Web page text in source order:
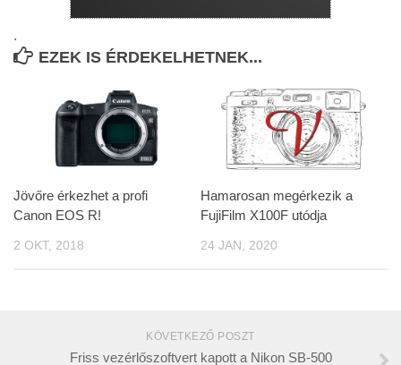
.
EZEK IS ÉRDEKELHETNEK...
Jövőre érkezhet a profi
Canon EOS R!
2 OKT, 2018
Hamarosan megérkezik a
FujiFilm X100F utódja
24 JAN, 2020
KÖVETKEZŐ POSZT
Friss vezérlőszoftvert kapott a Nikon SB-500